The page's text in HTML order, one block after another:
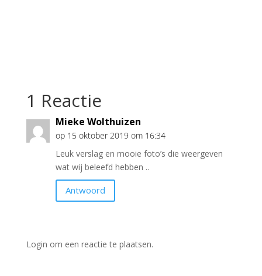
1 Reactie
Mieke Wolthuizen
op 15 oktober 2019 om 16:34
Leuk verslag en mooie foto’s die weergeven
wat wij beleefd hebben ..
Antwoord
Login om een reactie te plaatsen.